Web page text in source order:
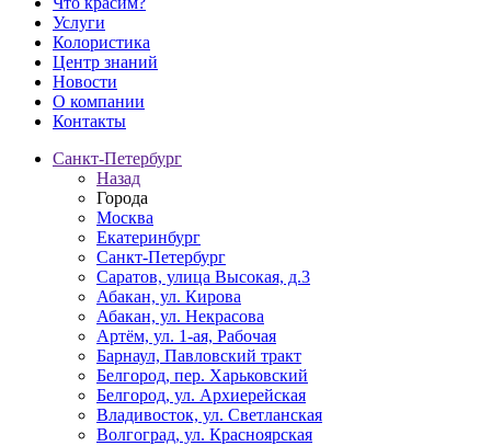
Услуги
Колористика
Центр знаний
Новости
О компании
Контакты
Санкт-Петербург
Назад
Города
Москва
Екатеринбург
Санкт-Петербург
Саратов, улица Высокая, д.3
Абакан, ул. Кирова
Абакан, ул. Некрасова
Артём, ул. 1-ая, Рабочая
Барнаул, Павловский тракт
Белгород, пер. Харьковский
Белгород, ул. Архиерейская
Владивосток, ул. Светланская
Волгоград, ул. Красноярская